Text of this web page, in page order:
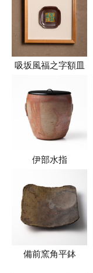
吸坂風福之字額皿
伊部水指
備前窯角平鉢